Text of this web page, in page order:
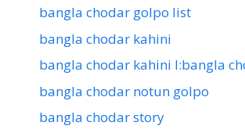
bangla chodar golpo list
bangla chodar kahini
bangla chodar kahini l:bangla
bangla chodar notun golpo
bangla chodar story